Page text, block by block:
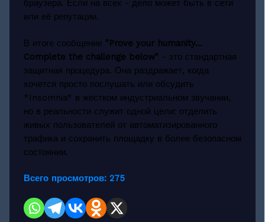
браузера. Если на всех - дело может быть в сети
или её репутации.
В итоге сообщение "Prove your humanity...
Complete the challenge below" - это стандартная
защитная процедура. Она раздражает, когда
хочется просто послушать или обсудить
*Insomnia* в жестком индустриальном звучании,
но в реальности служит одной цели: отделить
живых пользователей от автоматизированного
трафика и сохранить площадку в более безопасном
состоянии.
Всего просмотров: 275